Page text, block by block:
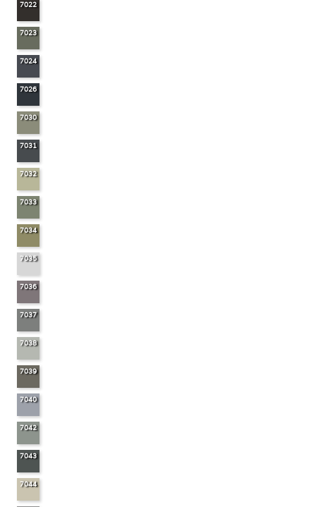
7022
7023
7024
7026
7030
7031
7032
7033
7034
7035
7036
7037
7038
7039
7040
7042
7043
7044